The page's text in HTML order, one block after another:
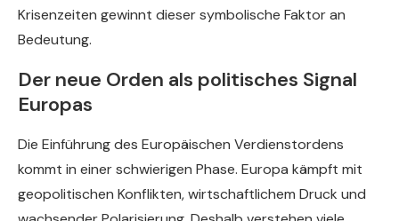
Krisenzeiten gewinnt dieser symbolische Faktor an
Bedeutung.
Der neue Orden als politisches Signal
Europas
Die Einführung des Europäischen Verdienstordens
kommt in einer schwierigen Phase. Europa kämpft mit
geopolitischen Konflikten, wirtschaftlichem Druck und